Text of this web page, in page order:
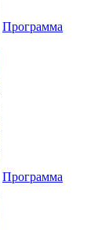
Программа
Программа